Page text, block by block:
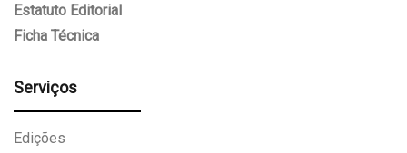
Estatuto Editorial
Ficha Técnica
Serviços
Edições